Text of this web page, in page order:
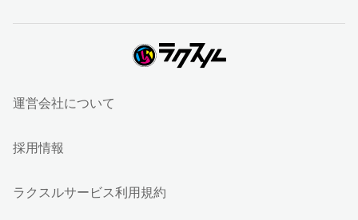
運営会社について
採用情報
ラクスルサービス利用規約